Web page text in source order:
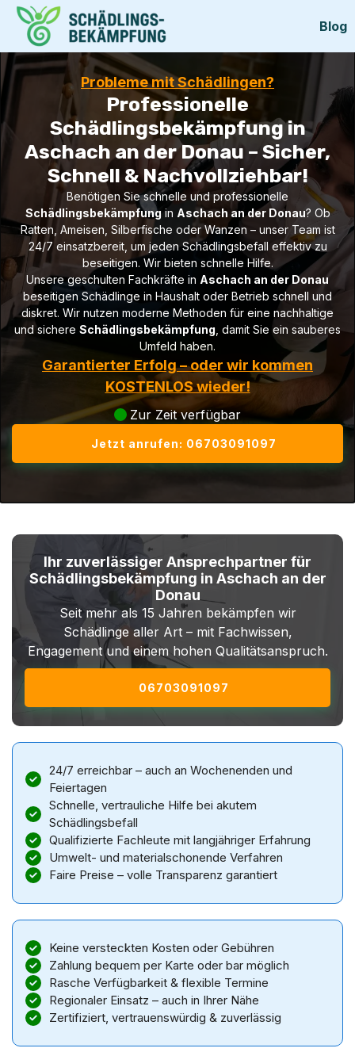
Blog
Probleme mit Schädlingen?
Professionelle
Schädlingsbekämpfung in
Aschach an der Donau – Sicher,
Schnell & Nachvollziehbar!
Benötigen Sie schnelle und professionelle
Schädlingsbekämpfungin Aschach an der Donau? Ob
Ratten, Ameisen, Silberfische oder Wanzen – unser Team ist
24/7 einsatzbereit, um jeden Schädlingsbefall effektiv zu
beseitigen. Wir bieten schnelle Hilfe.
Unsere geschulten Fachkräfte in Aschach an der Donau
beseitigen Schädlinge in Haushalt oder Betrieb schnell und
diskret. Wir nutzen moderne Methoden für eine nachhaltige
und sichere Schädlingsbekämpfung , damit Sie ein sauberes
Umfeld haben.
Garantierter Erfolg – oder wir kommen
KOSTENLOS wieder!
Zur Zeit verfügbar
Jetzt anrufen: 06703091097
Ihr zuverlässiger Ansprechpartner für
Schädlingsbekämpfung in Aschach an der
Donau
Seit mehr als 15 Jahren bekämpfen wir
Schädlinge aller Art – mit Fachwissen,
Engagement und einem hohen Qualitätsanspruch.
06703091097
24/7 erreichbar – auch an Wochenenden und
Feiertagen
Schnelle, vertrauliche Hilfe bei akutem
Schädlingsbefall
Qualifizierte Fachleute mit langjähriger Erfahrung
Umwelt- und materialschonende Verfahren
Faire Preise – volle Transparenz garantiert
Keine versteckten Kosten oder Gebühren
Zahlung bequem per Karte oder bar möglich
Rasche Verfügbarkeit & flexible Termine
Regionaler Einsatz – auch in Ihrer Nähe
Zertifiziert, vertrauenswürdig & zuverlässig